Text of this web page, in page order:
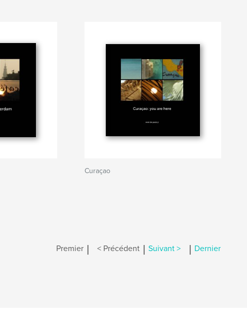
Curaçao
Premier | < Précédent | Suivant > | Dernier